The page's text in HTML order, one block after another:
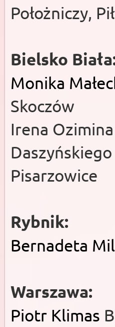
Położniczy,
Bielsko
Monika
Skoczów
Irena
Pisarzowice
Rybnik:
Bernadeta
Warszawa:
Piotr Klimas